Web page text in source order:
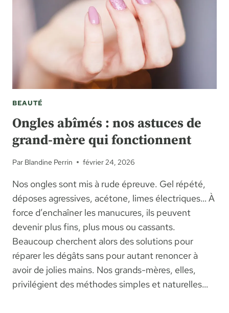
BEAUTÉ
Ongles abîmés : nos astuces de
grand-mère qui fonctionnent
Par Blandine Perrin février 24, 2026
Nos ongles sont mis à rude épreuve. Gel répété,
déposes agressives, acétone, limes électriques… À
force d’enchaîner les manucures, ils peuvent
devenir plus fins, plus mous ou cassants.
Beaucoup cherchent alors des solutions pour
réparer les dégâts sans pour autant renoncer à
avoir de jolies mains. Nos grands-mères, elles,
privilégient des méthodes simples et naturelles…